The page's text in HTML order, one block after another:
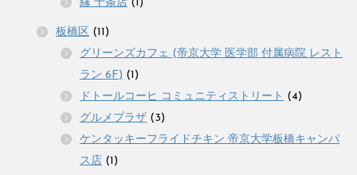
縁 十条店 (1)
板橋区 (11)
グリーンズカフェ (帝京大学 医学部 付属病院 レスト
ラン 6F) (1)
ドトールコーヒ コミュニティストリート (4)
グルメプラザ (3)
ケンタッキーフライドチキン 帝京大学板橋キャンパ
ス店 (1)